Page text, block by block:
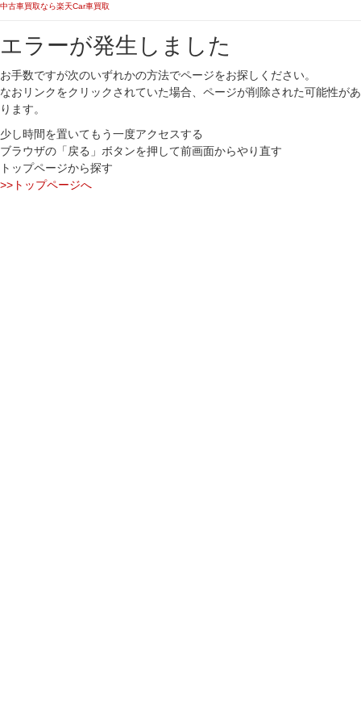
中古車買取なら楽天Car車買取
エラーが発生しました
お手数ですが次のいずれかの方法でページをお探しください。
なおリンクをクリックされていた場合、ページが削除された可能性があ
ります。
少し時間を置いてもう一度アクセスする
ブラウザの「戻る」ボタンを押して前画面からやり直す
トップページから探す
>>トップページへ